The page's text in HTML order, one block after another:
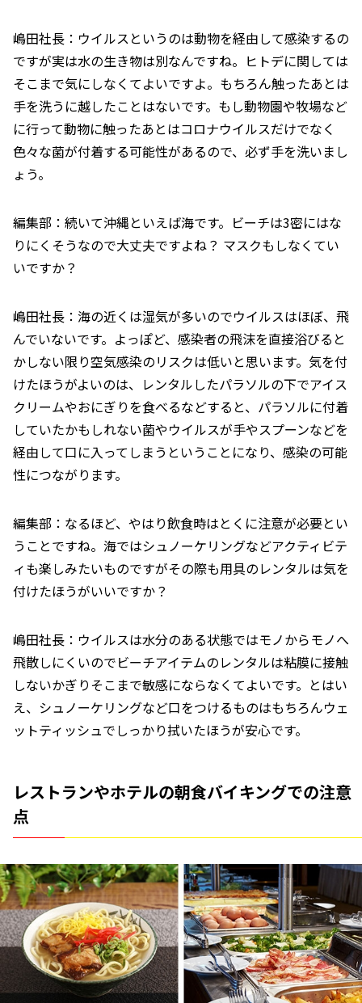
嶋田社長：ウイルスというのは動物を経由して感染するの
ですが実は水の生き物は別なんですね。ヒトデに関しては
そこまで気にしなくてよいですよ。もちろん触ったあとは
手を洗うに越したことはないです。もし動物園や牧場など
に行って動物に触ったあとはコロナウイルスだけでなく
色々な菌が付着する可能性があるので、必ず手を洗いまし
ょう。
編集部：続いて沖縄といえば海です。ビーチは3密にはな
りにくそうなので大丈夫ですよね？ マスクもしなくてい
いですか？
嶋田社長：海の近くは湿気が多いのでウイルスはほぼ、飛
んでいないです。よっぽど、感染者の飛沫を直接浴びると
かしない限り空気感染のリスクは低いと思います。気を付
けたほうがよいのは、レンタルしたパラソルの下でアイス
クリームやおにぎりを食べるなどすると、パラソルに付着
していたかもしれない菌やウイルスが手やスプーンなどを
経由して口に入ってしまうということになり、感染の可能
性につながります。
編集部：なるほど、やはり飲食時はとくに注意が必要とい
うことですね。海ではシュノーケリングなどアクティビテ
ィも楽しみたいものですがその際も用具のレンタルは気を
付けたほうがいいですか？
嶋田社長：ウイルスは水分のある状態ではモノからモノへ
飛散しにくいのでビーチアイテムのレンタルは粘膜に接触
しないかぎりそこまで敏感にならなくてよいです。とはい
え、シュノーケリングなど口をつけるものはもちろんウェ
ットティッシュでしっかり拭いたほうが安心です。
レストランやホテルの朝食バイキングでの注意
点